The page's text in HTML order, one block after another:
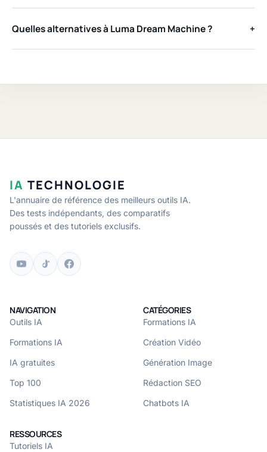
Quelles alternatives à Luma Dream Machine ? +
IA TECHNOLOGIE
L'annuaire de référence des meilleurs outils IA.
Des tests indépendants, des comparatifs
poussés et des tutoriels exclusifs.
NAVIGATION
Outils IA
Formations IA
IA gratuites
Top 100
Statistiques IA 2026
CATÉGORIES
Formations IA
Création Vidéo
Génération Image
Rédaction SEO
Chatbots IA
RESSOURCES
Tutoriels IA